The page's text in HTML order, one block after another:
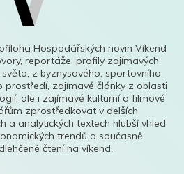
Hospodářských novin Víkend
reportáže, profily zajímavých
z byznysového, sportovního
prostředí, zajímavé články z oblasti
ale i zajímavé kulturní a filmové
zprostředkovat v delších
a analytických textech hlubší vhled
trendů a současně
čtení na víkend.